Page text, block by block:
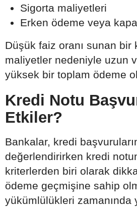
Sigorta maliyetleri
Erken ödeme veya
Düşük faiz oranı sunan bir
maliyetler nedeniyle uzun
yüksek bir toplam ödeme
Kredi Notu
Etkiler?
Bankalar, kredi
değerlendirirken kredi
kriterlerden biri olarak
ödeme geçmişine sahip
yükümlülükleri zamanında